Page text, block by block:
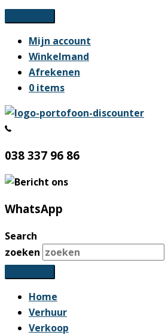
Ga
naar
inhoud
Mijn account
Winkelmand
Afrekenen
0 items
038 337 96 86
WhatsApp
Search
zoeken
Home
Verhuur
Verkoop